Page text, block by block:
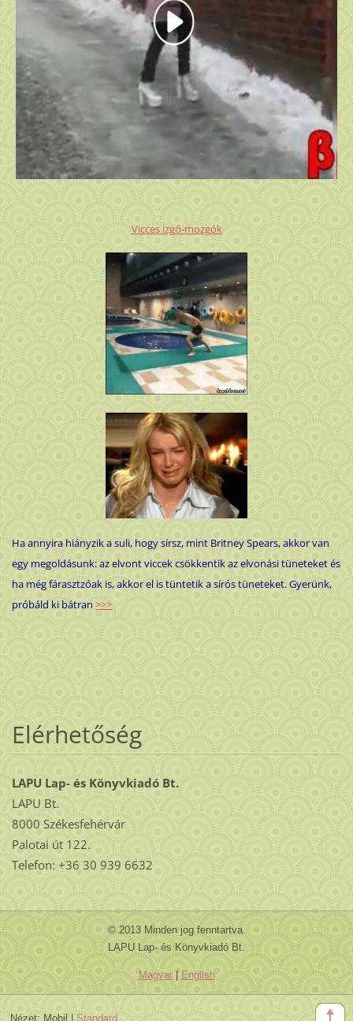
Vicces izgő-mozgók
Ha annyira hiányzik a suli, hogy sírsz, mint Britney Spears, akkor van
egy megoldásunk: az elvont viccek csökkentik az elvonási tüneteket és
ha még fárasztzóak is, akkor el is tüntetik a sírós tüneteket. Gyerünk,
próbáld ki bátran >>>
Elérhetőség
LAPU Lap- és Könyvkiadó Bt.
LAPU Bt.
8000 Székesfehérvár
Palotai út 122.
Telefon: +36 30 939 6632
© 2013 Minden jog fenntartva.
LAPU Lap- és Könyvkiadó Bt.
Magyar| English
Nézet: Mobil Standard